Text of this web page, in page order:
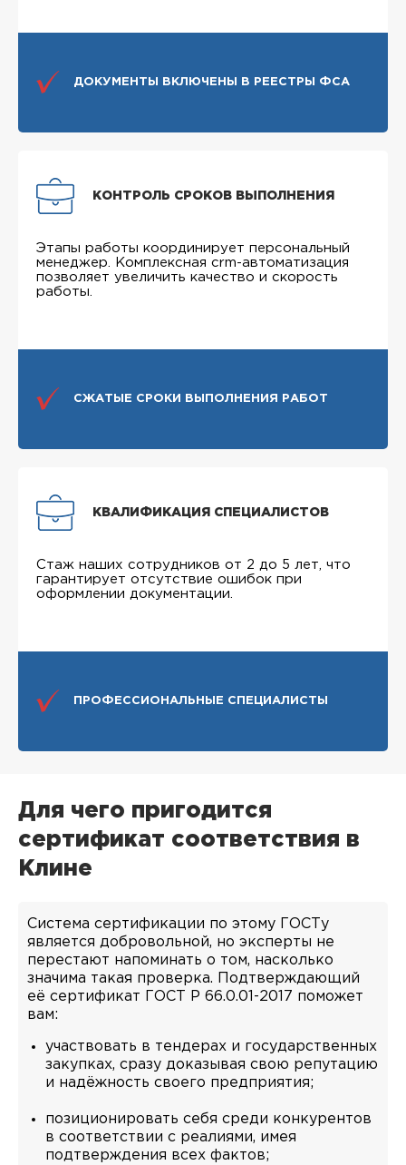
ДОКУМЕНТЫ ВКЛЮЧЕНЫ В РЕЕСТРЫ ФСА
КОНТРОЛЬ СРОКОВ ВЫПОЛНЕНИЯ
Этапы работы координирует персональный
менеджер. Комплексная crm-автоматизация
позволяет увеличить качество и скорость
работы.
СЖАТЫЕ СРОКИ ВЫПОЛНЕНИЯ РАБОТ
КВАЛИФИКАЦИЯ СПЕЦИАЛИСТОВ
Стаж наших сотрудников от 2 до 5 лет, что
гарантирует отсутствие ошибок при
оформлении документации.
ПРОФЕССИОНАЛЬНЫЕ СПЕЦИАЛИСТЫ
Для чего пригодится
сертификат соответствия в
Клине
Система сертификации по этому ГОСТу
является добровольной, но эксперты не
перестают напоминать о том, насколько
значима такая проверка. Подтверждающий
её сертификат ГОСТ Р 66.0.01-2017 поможет
вам:
участвовать в тендерах и государственных
закупках, сразу доказывая свою репутацию
и надёжность своего предприятия;
позиционировать себя среди конкурентов
в соответствии с реалиями, имея
подтверждения всех фактов;